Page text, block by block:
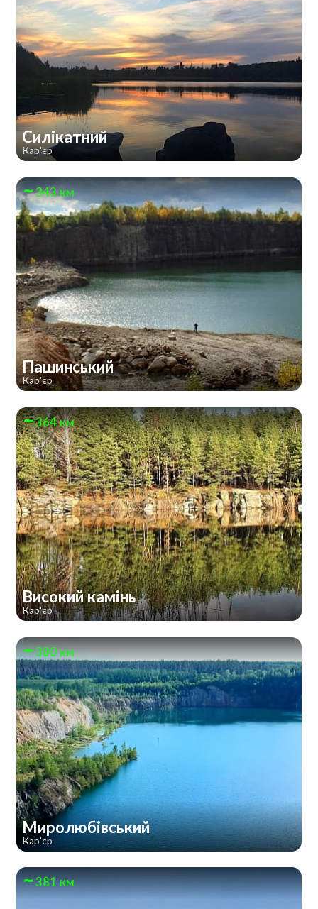
Силікатний
Кар'єр
343 км
Пашинський
Кар'єр
364 км
Високий камінь
Кар'єр
380 км
Миролюбівський
Кар'єр
381 км